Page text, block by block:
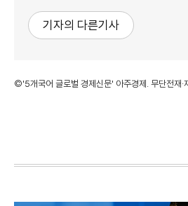
기자의 다른기사
©'5개국어 글로벌 경제신문' 아주경제. 무단전재·